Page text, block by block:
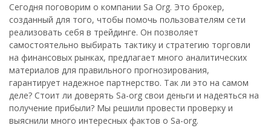
Сегодня поговорим о компании Sa Org. Это брокер,
созданный для того, чтобы помочь пользователям сети
реализовать себя в трейдинге. Он позволяет
самостоятельно выбирать тактику и стратегию торговли
на финансовых рынках, предлагает много аналитических
материалов для правильного прогнозирования,
гарантирует надежное партнерство. Так ли это на самом
деле? Стоит ли доверять Sa-org свои деньги и надеяться на
получение прибыли? Мы решили провести проверку и
выяснили много интересных фактов о Sa-org.